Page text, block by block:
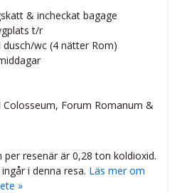
& incheckat bagage
t/r
wc (4 nätter Rom)
Colosseum, Forum Romanum &
resenär är 0,28 ton koldioxid.
i denna resa. Läs mer om
»